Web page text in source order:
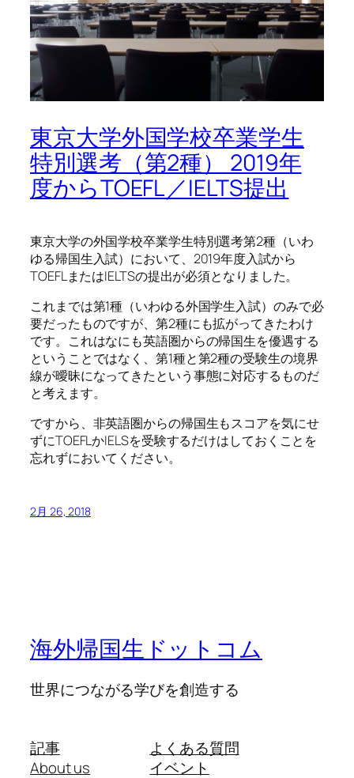
東京大学外国学校卒業学生
特別選考（第2種） 2019年
度からTOEFL／IELTS提出
東京大学の外国学校卒業学生特別選考第2種（いわ
ゆる帰国生入試）において、2019年度入試から
TOEFLまたはIELTSの提出が必須となりました。
これまでは第1種（いわゆる外国学生入試）のみで必
要だったものですが、第2種にも拡がってきたわけ
です。これはなにも英語圏からの帰国生を優遇する
ということではなく、第1種と第2種の受験生の境界
線が曖昧になってきたという事態に対応するものだ
と考えます。
ですから、非英語圏からの帰国生もスコアを気にせ
ずにTOEFLかIELSを受験するだけはしておくことを
忘れずにおいてください。
2月 26, 2018
海外帰国生ドットコム
世界につながる学びを創造する
記事
About us
よくある質問
イベント